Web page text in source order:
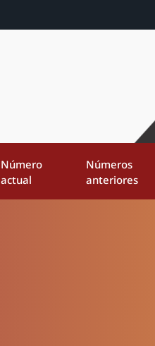
Número
actual
Números
anteriores